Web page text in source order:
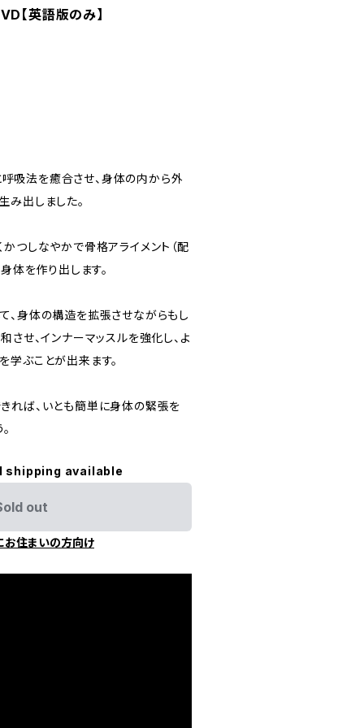
【英語版のみ】
吸法を癒合させ、身体の内から外
み出しました。
つしなやかで骨格アライメント（配
体を作り出します。
、身体の構造を拡張させながらもし
させ、インナーマッスルを強化し、よ
学ぶことが出来ます。
れば、いとも簡単に身体の緊張を
shipping available
out
お住まいの方向け